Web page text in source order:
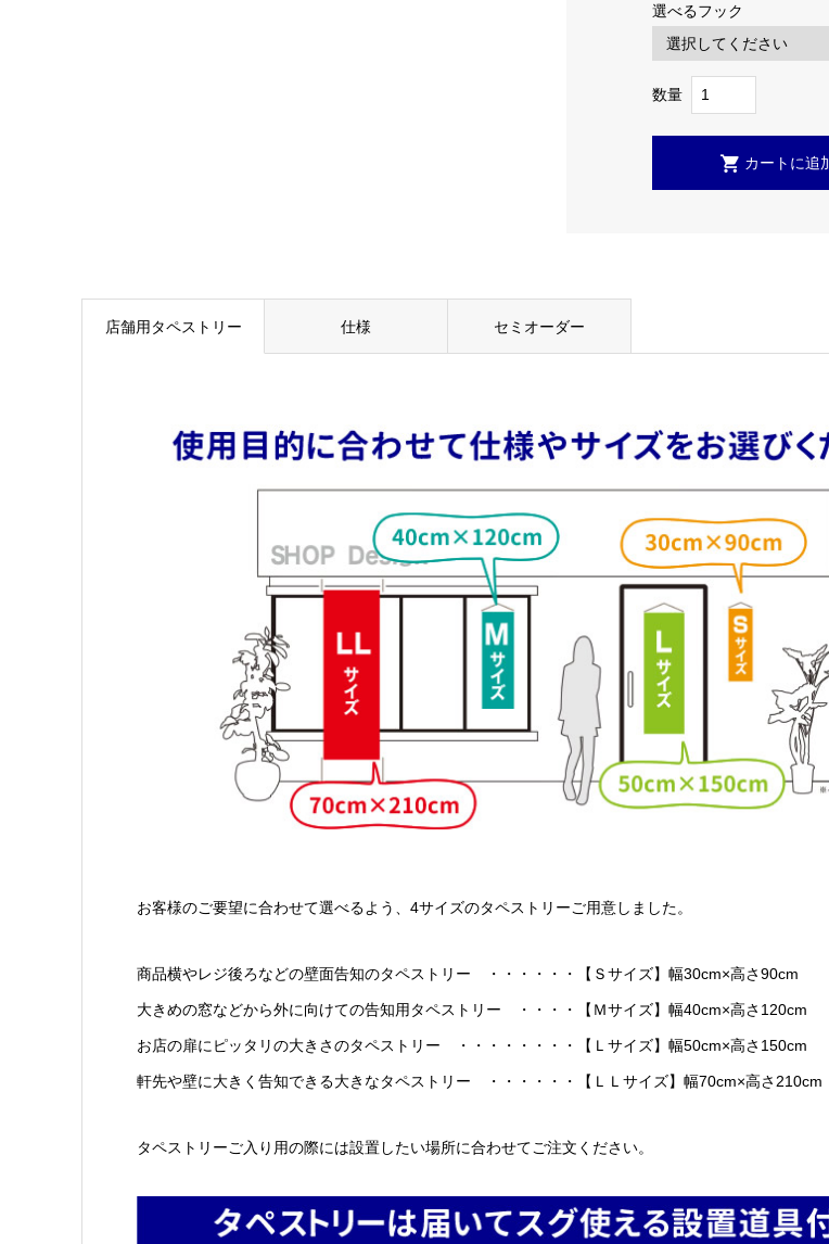
選べるフック
数量
店舗用タペストリー 仕様 セミオーダー
お客様のご要望に合わせて選べるよう、4サイズのタペストリーご用意しました。
商品横やレジ後ろなどの壁面告知のタペストリー ・・・・・・【Ｓサイズ】幅30cm×高さ90cm
大きめの窓などから外に向けての告知用タペストリー ・・・・【Ｍサイズ】幅40cm×高さ120cm
お店の扉にピッタリの大きさのタペストリー ・・・・・・・・【Ｌサイズ】幅50cm×高さ150cm
軒先や壁に大きく告知できる大きなタペストリー ・・・・・・【ＬＬサイズ】幅70cm×高さ210cm
タペストリーご入り用の際には設置したい場所に合わせてご注文ください。